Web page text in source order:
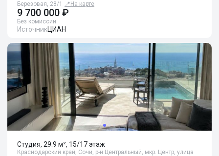
Березовая, 28/1
📍 На карте
9 700 000 ₽
Без комиссии
ИсточникЦИАН
Студия, 29.9 м², 15/17 этаж
Краснодарский край, Сочи, р-н Центральный, мкр. Центр, улица